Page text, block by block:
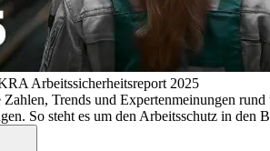
Arbeitssicherheitsreport 2025
Trends und Expertenmeinungen
So steht es um den Arbeitsschutz in den